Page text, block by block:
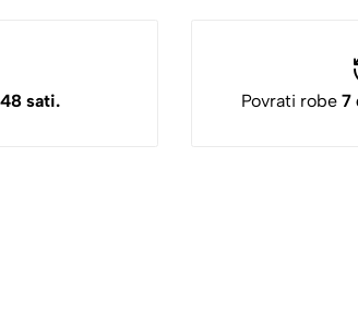
sati. Povrati robe 7